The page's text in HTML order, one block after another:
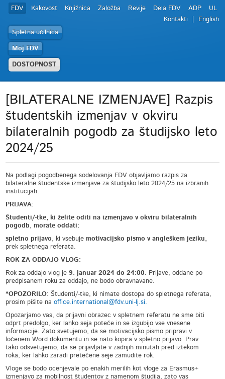
FDV Kakovost Knjižnica Založba Revije Dela FDV ADP
UL
Kontakti
English
Spletna učilnica
Moj FDV
DOSTOPNOST
[BILATERALNE IZMENJAVE] Razpis
študentskih izmenjav v okviru
bilateralnih pogodb za študijsko leto
2024/25
Na podlagi pogodbenega sodelovanja FDV objavljamo razpis za
bilateralne študentske izmenjave za študijsko leto 2024/25 na izbranih
institucijah.
PRIJAVA:
Študenti/-tke, ki želite oditi na izmenjavo v okviru bilateralnih
pogodb, morate oddati:
spletno prijavo, ki vsebujemotivacijsko pismo v angleškem jeziku,
prek spletnega referata.
ROK ZA ODDAJO VLOG:
Rok za oddajo vlog je9. januar 2024 do 24:00. Prijave, oddane po
predpisanem roku za oddajo, ne bodo obravnavane.
*OPOZORILO: Študenti/-tke, ki nimate dostopa do spletnega referata,
prosim pišite naoffice.international@fdv.uni-lj.si.
Opozarjamo vas, da prijavni obrazec v spletnem referatu ne sme biti
odprt predolgo, ker lahko seja poteče in se izgubijo vse vnesene
informacije. Zato svetujemo, da se motivacijsko pismo pripravi v
ločenem Word dokumentu in se nato kopira v spletno prijavo. Prav
tako odsvetujemo, da se prijavljate v zadnjih minutah pred iztekom
roka, ker lahko zaradi pretečene seje zamudite rok.
Vloge se bodo ocenjevale po enakih merilih kot vloge za Erasmus+
izmenjavo za mobilnost študentov z namenom študija, zato vas